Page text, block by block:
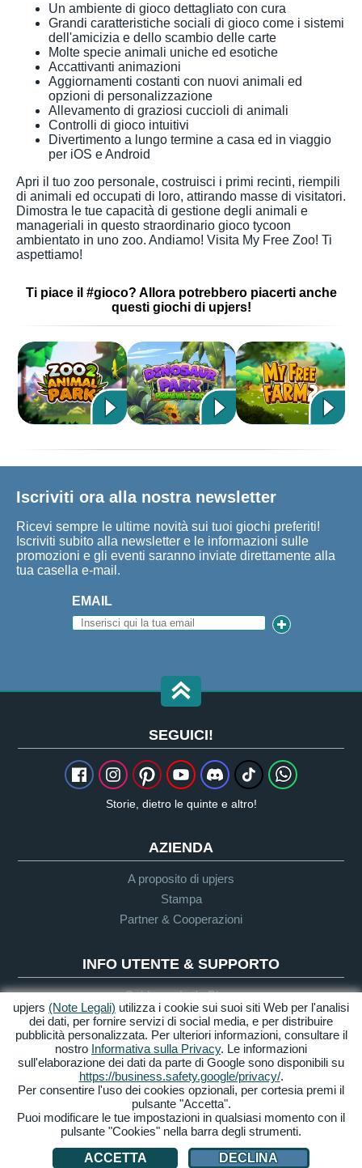
Un ambiente di gioco dettagliato con cura
Grandi caratteristiche sociali di gioco come i sistemi
dell'amicizia e dello scambio delle carte
Molte specie animali uniche ed esotiche
Accattivanti animazioni
Aggiornamenti costanti con nuovi animali ed
opzioni di personalizzazione
Allevamento di graziosi cuccioli di animali
Controlli di gioco intuitivi
Divertimento a lungo termine a casa ed in viaggio
per iOS e Android
Apri il tuo zoo personale, costruisci i primi recinti, riempili
di animali ed occupati di loro, attirando masse di visitatori.
Dimostra le tue capacità di gestione degli animali e
manageriali in questo straordinario gioco tycoon
ambientato in uno zoo. Andiamo! Visita My Free Zoo! Ti
aspettiamo!
Ti piace il #gioco? Allora potrebbero piacerti anche
questi giochi di upjers!
Iscriviti ora alla nostra newsletter
Ricevi sempre le ultime novità sui tuoi giochi preferiti!
Iscriviti subito alla newsletter e le informazioni sulle
promozioni e gli eventi saranno inviate direttamente alla
tua casella e-mail.
EMAIL
SEGUICI!
Storie, dietro le quinte e altro!
AZIENDA
A proposito di upjers
Stampa
Partner & Cooperazioni
INFO UTENTE & SUPPORTO
Guida per Let's Plays
Supporto
Crediti & Note
Legali
Privacy
Termini &
Condizioni
Accessibilità
Gestione Cookies
© 2026 upjers GmbH
upjers (Note Legali) utilizza i cookie sui suoi siti Web per l'analisi
dei dati, per fornire servizi di social media, e per distribuire
pubblicità personalizzata. Per ulteriori informazioni, consultare il
nostro Informativa sulla Privacy. Le informazioni
sull'elaborazione dei dati da parte di Google sono disponibili su
https://business.safety.google/privacy/.
Per consentire l'uso dei cookies opzionali, per cortesia premi il
pulsante "Accetta".
Puoi modificare le tue impostazioni in qualsiasi momento con il
pulsante "Cookies" nella barra degli strumenti.
ACCETTA
DECLINA